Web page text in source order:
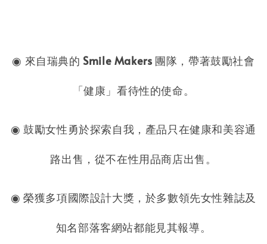
◉ 來自瑞典的 Smile Makers 團隊，帶著鼓勵社會
「健康」看待性的使命。
◉ 鼓勵女性勇於探索自我，產品只在健康和美容通
路出售，從不在性用品商店出售。
◉ 榮獲多項國際設計大獎，於多數領先女性雜誌及
知名部落客網站都能見其報導。